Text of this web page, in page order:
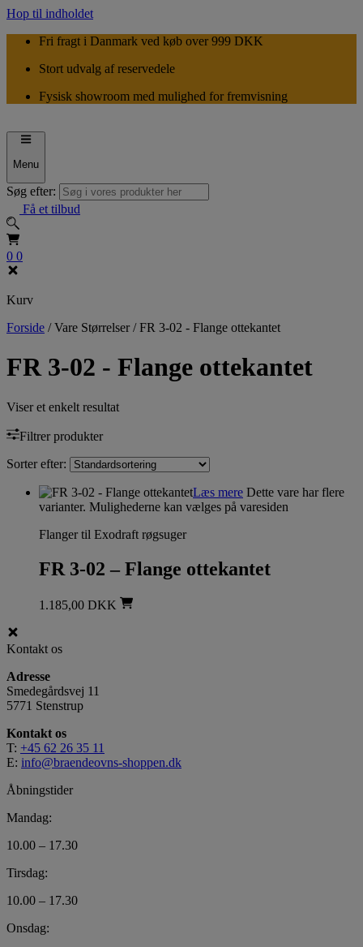
Hop til indholdet
Fri fragt i Danmark ved køb over 999 DKK
Stort udvalg af reservedele
Fysisk showroom med mulighed for fremvisning
Menu
Søg efter:
Få et tilbud
0 0
Kurv
Forside /Vare Størrelser /FR 3-02 - Flange ottekantet
FR 3-02 - Flange ottekantet
Viser et enkelt resultat
Filtrer produkter
Sorter efter:
Læs mere Dette vare har flere
varianter. Mulighederne kan vælges på varesiden
Flanger til Exodraft røgsuger
FR 3-02 – Flange ottekantet
1.185,00 DKK
Kontakt os
Adresse
Smedegårdsvej 11
5771 Stenstrup
Kontakt os
T: +45 62 26 35 11
E: info@braendeovns-shoppen.dk
Åbningstider
Mandag:
10.00 – 17.30
Tirsdag:
10.00 – 17.30
Onsdag: